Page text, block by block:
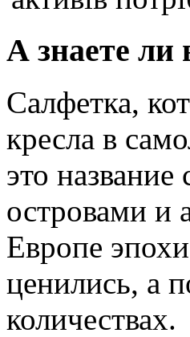
А знаете ли
Салфетка,
кресла в
это
островами и
Европе
ценились, а
количествах.